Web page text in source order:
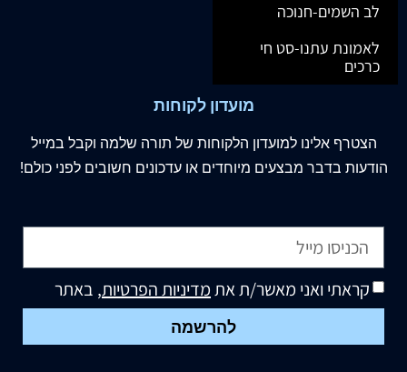
לב השמים-חנוכה
לאמונת עתנו-סט חי
כרכים
מועדון לקוחות
הצטרף אלינו למועדון הלקוחות של תורה שלמה וקבל במייל
הודעות בדבר מבצעים מיוחדים או עדכונים חשובים לפני כולם!
קראתי ואני מאשר/ת אתמדיניות הפרטיות, באתר
להרשמה